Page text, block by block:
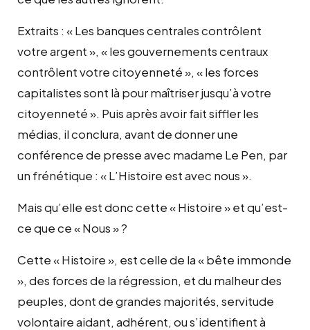
Extraits : « Les banques centrales contrôlent
votre argent », « les gouvernements centraux
contrôlent votre citoyenneté », « les forces
capitalistes sont là pour maîtriser jusqu’à votre
citoyenneté ». Puis après avoir fait siffler les
médias, il conclura, avant de donner une
conférence de presse avec madame Le Pen, par
un frénétique : « L’Histoire est avec nous ».
Mais qu’elle est donc cette « Histoire » et qu’est-
ce que ce « Nous » ?
Cette « Histoire », est celle de la « bête immonde
», des forces de la régression, et du malheur des
peuples, dont de grandes majorités, servitude
volontaire aidant, adhérent, ou s’identifient à